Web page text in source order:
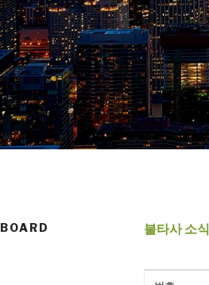
BOARD 불타사 소